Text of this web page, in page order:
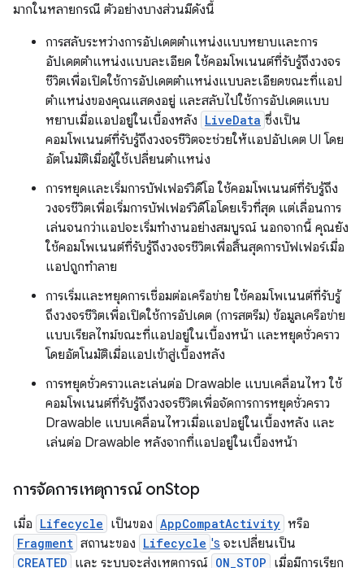
มากในหลายกรณี ตัวอย่างบางส่วนมีดังนี้
การสลับระหว่างการอัปเดตตำแหน่งแบบหยาบและการ
อัปเดตตำแหน่งแบบละเอียด ใช้คอมโพเนนต์ที่รับรู้ถึงวงจร
ชีวิตเพื่อเปิดใช้การอัปเดตตำแหน่งแบบละเอียดขณะที่แอป
ตำแหน่งของคุณแสดงอยู่ และสลับไปใช้การอัปเดตแบบ
หยาบเมื่อแอปอยู่ในเบื้องหลัง LiveData ซึ่งเป็น
คอมโพเนนต์ที่รับรู้ถึงวงจรชีวิตจะช่วยให้แอปอัปเดต UI โดย
อัตโนมัติเมื่อผู้ใช้เปลี่ยนตำแหน่ง
การหยุดและเริ่มการบัฟเฟอร์วิดีโอ ใช้คอมโพเนนต์ที่รับรู้ถึง
วงจรชีวิตเพื่อเริ่มการบัฟเฟอร์วิดีโอโดยเร็วที่สุด แต่เลื่อนการ
เล่นจนกว่าแอปจะเริ่มทำงานอย่างสมบูรณ์ นอกจากนี้ คุณยัง
ใช้คอมโพเนนต์ที่รับรู้ถึงวงจรชีวิตเพื่อสิ้นสุดการบัฟเฟอร์เมื่อ
แอปถูกทำลาย
การเริ่มและหยุดการเชื่อมต่อเครือข่าย ใช้คอมโพเนนต์ที่รับรู้
ถึงวงจรชีวิตเพื่อเปิดใช้การอัปเดต (การสตรีม) ข้อมูลเครือข่าย
แบบเรียลไทม์ขณะที่แอปอยู่ในเบื้องหน้า และหยุดชั่วคราว
โดยอัตโนมัติเมื่อแอปเข้าสู่เบื้องหลัง
การหยุดชั่วคราวและเล่นต่อ Drawable แบบเคลื่อนไหว ใช้
คอมโพเนนต์ที่รับรู้ถึงวงจรชีวิตเพื่อจัดการการหยุดชั่วคราว
Drawable แบบเคลื่อนไหวเมื่อแอปอยู่ในเบื้องหลัง และ
เล่นต่อ Drawable หลังจากที่แอปอยู่ในเบื้องหน้า
การจัดการเหตุการณ์ onStop
เมื่อ Lifecycle เป็นของ AppCompatActivity หรือ
Fragment สถานะของ Lifecycle 's จะเปลี่ยนเป็น
CREATED และ ระบบจะส่งเหตุการณ์ ON_STOP เมื่อมีการเรียก